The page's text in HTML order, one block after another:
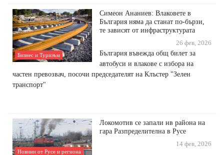
Бизнес и Туризъм
Симеон Ананиев: Влаковете в
България няма да станат по-бързи,
те зависят от инфраструктурата
26 фев, 2026
България въвежда общ билет за
автобуси и влакове с избора на
частен превозвач, посочи председателят на Клъстер "Зелен
транспорт"
Новини от Русе и региона
Локомотив се запали нв района на
гара Разпределителна в Русе
14 фев, 2026